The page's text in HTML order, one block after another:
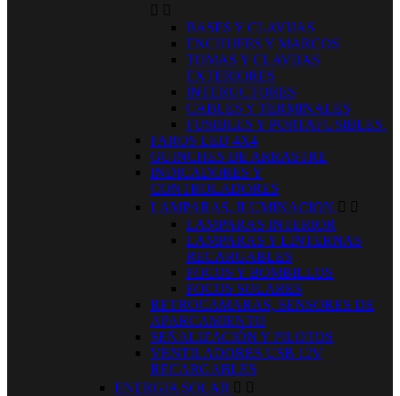
 
BASES Y CLAVIJAS
ENCHUFES Y MARCOS
TOMAS Y CLAVIJAS
EXTERIORES
INTERUCTORES
CABLES Y TERMINALES
FUSIBLES Y PORTAFUSIBLES.
FAROS LED 4X4
GUINCHES DE ARRASTRE
INDICADORES Y
CONTROLADORES
LAMPARAS, ILUMINACION  
LAMPARAS INTERIOR
LAMPARAS Y LINTERNAS
RECARGABLES
FOCOS Y BOMBILLOS
FOCOS SOLARES
RETROCAMARAS, SENSORES DE
APARCAMIENTO
SEÑALIZACIÓN Y PILOTOS
VENTILADORES USB 12V
RECARGABLES
ENERGIA SOLAR  